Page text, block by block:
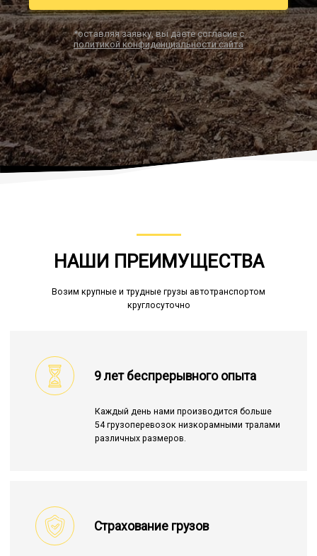
Заказать звонок
*оставляя заявку, вы даете согласие с
политикой конфиденциальности сайта
НАШИ ПРЕИМУЩЕСТВА
Возим крупные и трудные грузы автотранспортом
круглосуточно
9 лет беспрерывного опыта
Каждый день нами производится больше
54 грузоперевозок низкорамными тралами
различных размеров.
Страхование грузов